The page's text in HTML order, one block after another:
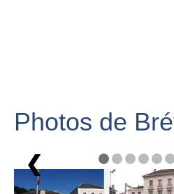
Photos de
1 / 9
❮